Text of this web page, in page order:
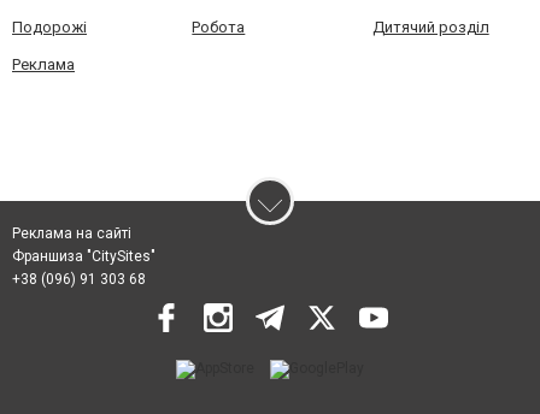
Подорожі Робота Дитячий розділ
Реклама
Реклама на сайті
Франшиза "CitySites"
+38 (096) 91 303 68